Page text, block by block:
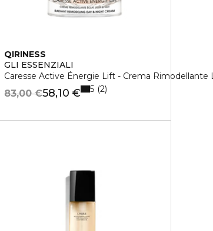
QIRINESS
GLI ESSENZIALI
Caresse Active Énergie Lift - Crema
58,10 €
83,00 € 5 2